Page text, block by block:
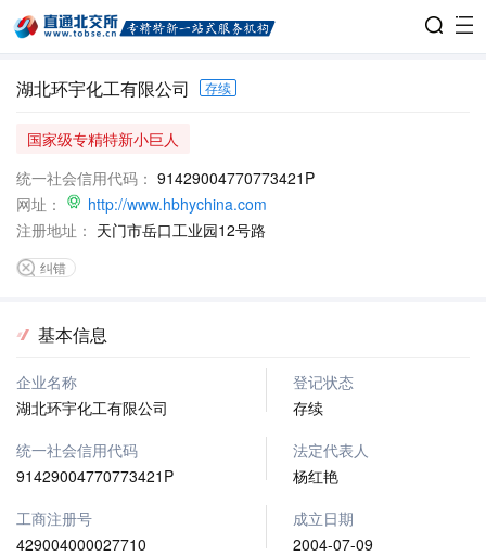
湖北环宇化工有限公司 存续
国家级专精特新小巨人
统一社会信用代码： 91429004770773421P
网址：
http://www.hbhychina.com
注册地址： 天门市岳口工业园12号路
纠错
基本信息
企业名称
湖北环宇化工有限公司
登记状态
存续
统一社会信用代码
91429004770773421P
法定代表人
杨红艳
工商注册号
429004000027710
成立日期
2004-07-09